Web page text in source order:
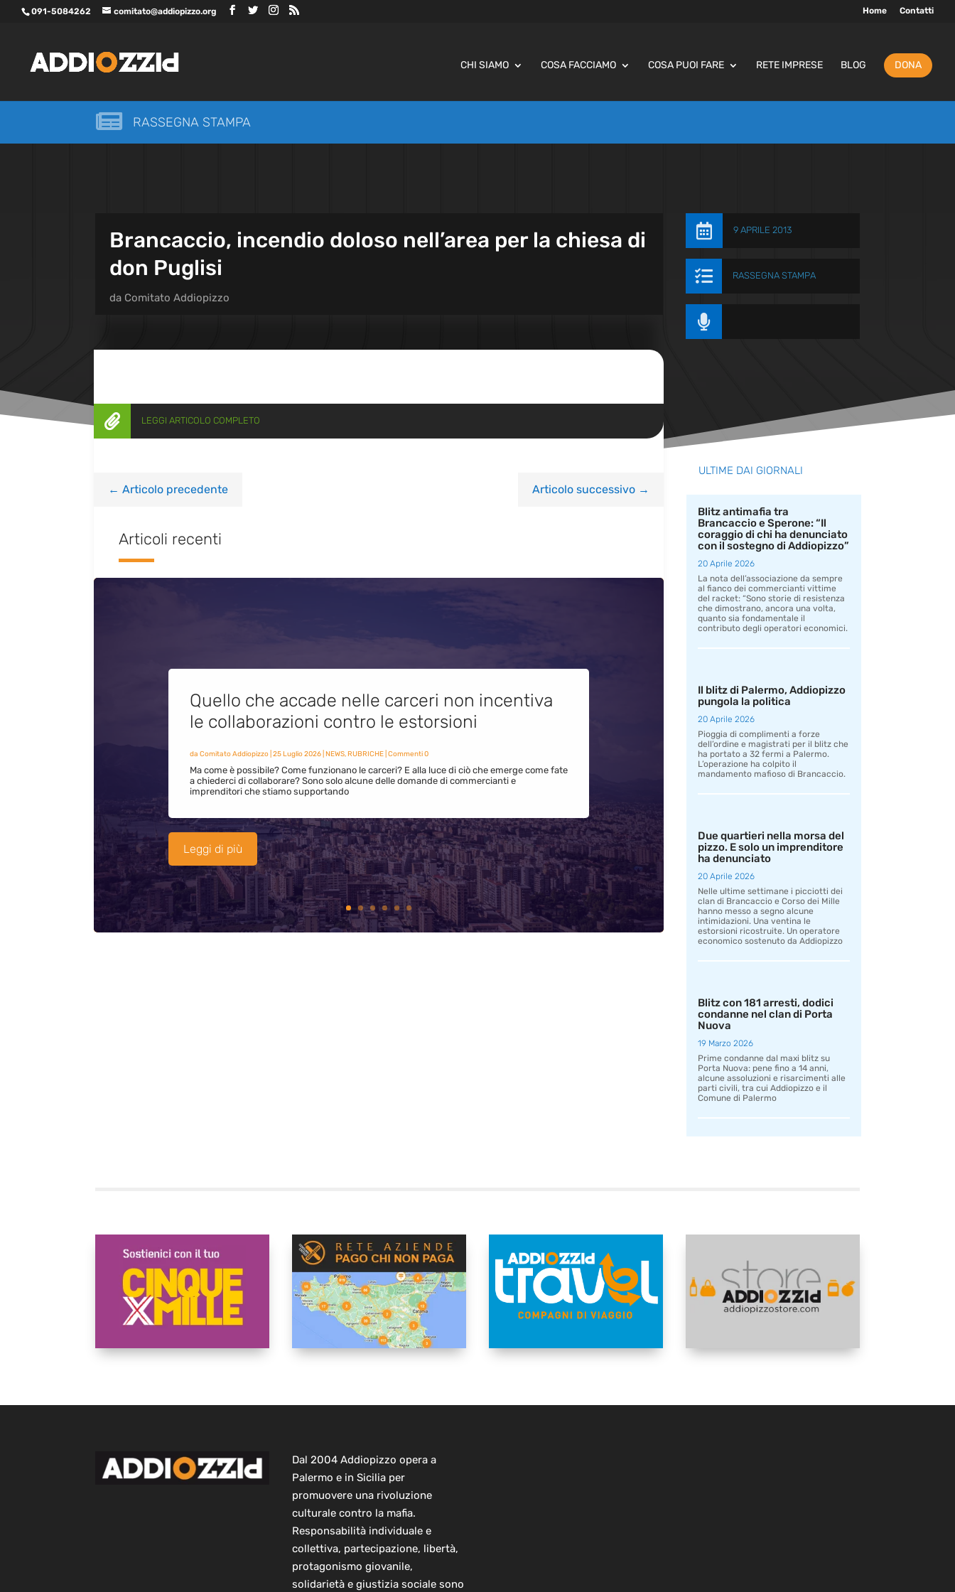
091-5084262 comitato@addiopizzo.org Home Contatti
CHI SIAMO COSA FACCIAMO COSA PUOI FARE RETE IMPRESE BLOG DONA
 RASSEGNA STAMPA
Brancaccio, incendio doloso nell’area per la chiesa di
don Puglisi
da Comitato Addiopizzo
 9 APRILE 2013
 RASSEGNA STAMPA

 LEGGI ARTICOLO COMPLETO
← Articolo precedente Articolo successivo→
Articoli recenti
Quello che accade nelle carceri non incentiva
le collaborazioni contro le estorsioni
da Comitato Addiopizzo| 25 Luglio 2026| NEWS,RUBRICHE| Commenti 0
Ma come è possibile? Come funzionano le carceri? E alla luce di ciò che emerge come fate
a chiederci di collaborare? Sono solo alcune delle domande di commercianti e
imprenditori che stiamo supportando
Leggi di più
ULTIME DAI GIORNALI
Blitz antimafia tra
Brancaccio e Sperone: “Il
coraggio di chi ha denunciato
con il sostegno di Addiopizzo”
20 Aprile 2026
La nota dell’associazione da sempre
al fianco dei commercianti vittime
del racket: “Sono storie di resistenza
che dimostrano, ancora una volta,
quanto sia fondamentale il
contributo degli operatori economici.
Il blitz di Palermo, Addiopizzo
pungola la politica
20 Aprile 2026
Pioggia di complimenti a forze
dell’ordine e magistrati per il blitz che
ha portato a 32 fermi a Palermo.
L’operazione ha colpito il
mandamento mafioso di Brancaccio.
Due quartieri nella morsa del
pizzo. E solo un imprenditore
ha denunciato
20 Aprile 2026
Nelle ultime settimane i picciotti dei
clan di Brancaccio e Corso dei Mille
hanno messo a segno alcune
intimidazioni. Una ventina le
estorsioni ricostruite. Un operatore
economico sostenuto da Addiopizzo
Blitz con 181 arresti, dodici
condanne nel clan di Porta
Nuova
19 Marzo 2026
Prime condanne dal maxi blitz su
Porta Nuova: pene fino a 14 anni,
alcune assoluzioni e risarcimenti alle
parti civili, tra cui Addiopizzo e il
Comune di Palermo
Dal 2004 Addiopizzo opera a
Palermo e in Sicilia per
promuovere una rivoluzione
culturale contro la mafia.
Responsabilità individuale e
collettiva, partecipazione, libertà,
protagonismo giovanile,
solidarietà e giustizia sociale sono